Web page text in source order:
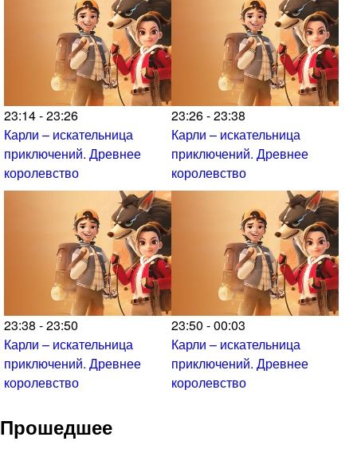
23:14 - 23:26
Карли – искательница
приключений. Древнее
королевство
23:26 - 23:38
Карли – искательница
приключений. Древнее
королевство
23:38 - 23:50
Карли – искательница
приключений. Древнее
королевство
23:50 - 00:03
Карли – искательница
приключений. Древнее
королевство
Прошедшее